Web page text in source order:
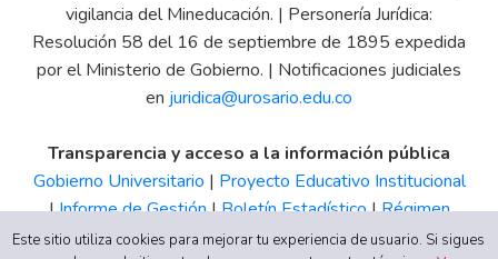
vigilancia del Mineducación. | Personería Jurídica:
Resolución 58 del 16 de septiembre de 1895 expedida
por el Ministerio de Gobierno. | Notificaciones judiciales
en juridica@urosario.edu.co
Transparencia y acceso a la información pública
Gobierno Universitario | Proyecto Educativo Institucional
|Informe de Gestión|Boletín Estadístico|Régimen
Tributario|Estados Financieros |Código de Ética| Canal
Este sitio utiliza cookies para mejorar tu experiencia de usuario. Si sigues